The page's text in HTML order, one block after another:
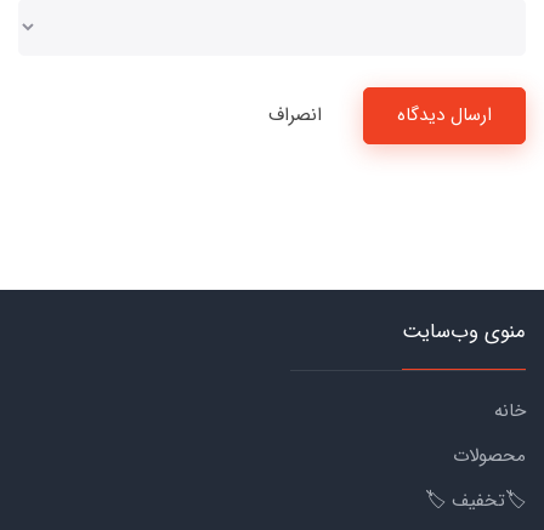
ارسال دیدگاه انصراف
منوی وب‌سایت
خانه
محصولات
🏷️تخفیف 🏷️